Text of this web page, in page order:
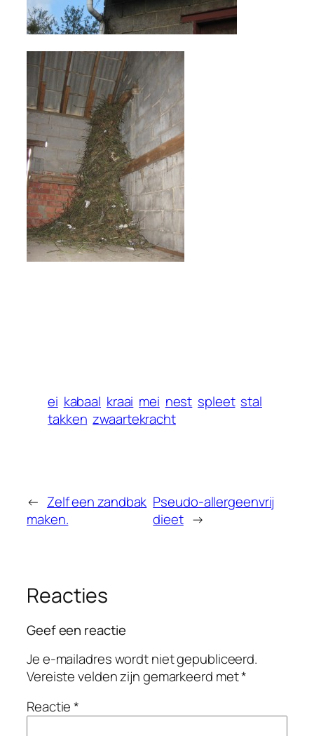
ei kabaal kraai mei nest spleet stal
takken zwaartekracht
← Zelf een zandbak
maken.
Pseudo-allergeenvrij
dieet →
Reacties
Geef een reactie
Je e-mailadres wordt niet gepubliceerd.
Vereiste velden zijn gemarkeerd met*
Reactie*